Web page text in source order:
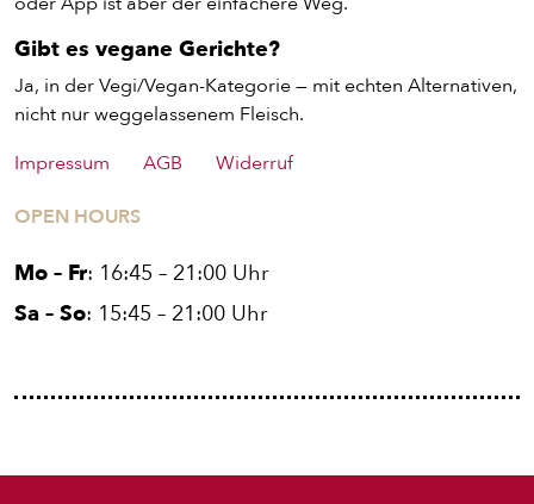
STARTSEITE
Gibt es vegane Gerichte?
Ja, in der Vegi/Vegan-Kategorie — mit echten Alternativen,
nicht nur weggelassenem Fleisch.
Impressum
AGB Widerruf
OPEN HOURS
Mo – Fr: 16:45 – 21:00 Uhr
Sa – So: 15:45 – 21:00 Uhr